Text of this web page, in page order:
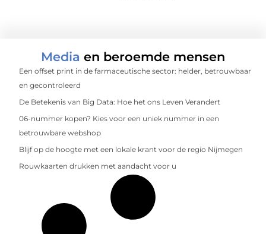
Media en beroemde mensen
Een offset print in de farmaceutische sector: helder, betrouwbaar
en gecontroleerd
De Betekenis van Big Data: Hoe het ons Leven Verandert
06-nummer kopen? Kies voor een uniek nummer in een
betrouwbare webshop
Blijf op de hoogte met een lokale krant voor de regio Nijmegen
Rouwkaarten drukken met aandacht voor u